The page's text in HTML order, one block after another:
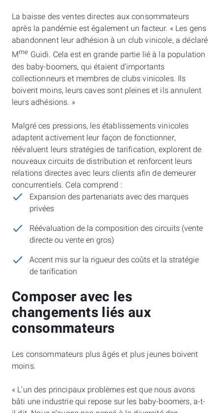
La baisse des ventes directes aux consommateurs
après la pandémie est également un facteur. « Les gens
abandonnent leur adhésion à un club vinicole, a déclaré
Mme Guidi. Cela est en grande partie lié à la population
des baby-boomers, qui étaient d’importants
collectionneurs et membres de clubs vinicoles. Ils
boivent moins, leurs caves sont pleines et ils annulent
leurs adhésions. »
Malgré ces pressions, les établissements vinicoles
adaptent activement leur façon de fonctionner,
réévaluent leurs stratégies de tarification, explorent de
nouveaux circuits de distribution et renforcent leurs
relations directes avec leurs clients afin de demeurer
concurrentiels. Cela comprend :
Expansion des partenariats avec des marques
privées
Réévaluation de la composition des circuits (vente
directe ou vente en gros)
Accent mis sur la rigueur des coûts et la stratégie
de tarification
Composer avec les
changements liés aux
consommateurs
Les consommateurs plus âgés et plus jeunes boivent
moins.
« L’un des principaux problèmes est que nous avons
bâti une industrie qui repose sur les baby-boomers, a-t-